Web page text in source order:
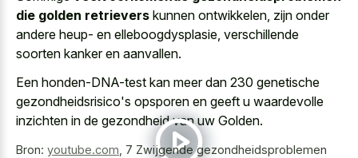
die golden retrievers kunnen ontwikkelen, zijn onder
andere heup- en elleboogdysplasie, verschillende
soorten kanker en aanvallen.
Een honden-DNA-test kan meer dan 230 genetische
gezondheidsrisico's opsporen en geeft u waardevolle
inzichten in de gezondheid van uw Golden.
Bron: youtube.com, 7 Zwijgende gezondheidsproblemen